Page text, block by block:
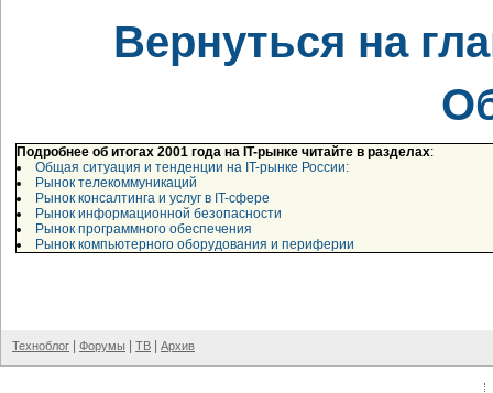
Вернуться на
Подробнее об итогах 2001 года на IT-рынке читайте в разделах:
Общая ситуация и тенденции на IT-рынке России:
Рынок телекоммуникаций
Рынок консалтинга и услуг в IT-сфере
Рынок информационной безопасности
Рынок программного обеспечения
Рынок компьютерного оборудования и периферии
Техноблог Форумы ТВ Архив